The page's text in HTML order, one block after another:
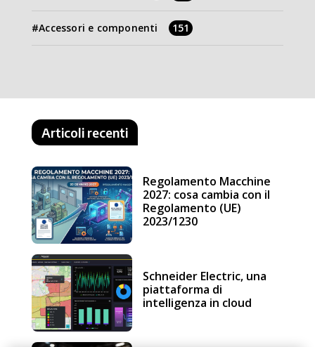
Accessori e componenti 151
Articoli recenti
Regolamento Macchine
2027: cosa cambia con il
Regolamento (UE)
2023/1230
Schneider Electric, una
piattaforma di
intelligenza in cloud